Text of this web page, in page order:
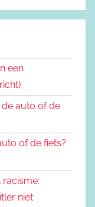
een
de auto of de
of de fiets?
niet